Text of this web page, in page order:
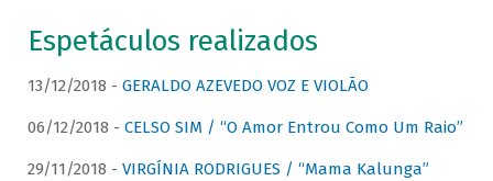
Espetáculos realizados
13/12/2018 - GERALDO AZEVEDO VOZ E VIOLÃO
06/12/2018 - CELSO SIM / “O Amor Entrou Como Um Raio”
29/11/2018 - VIRGÍNIA RODRIGUES / “Mama Kalunga”